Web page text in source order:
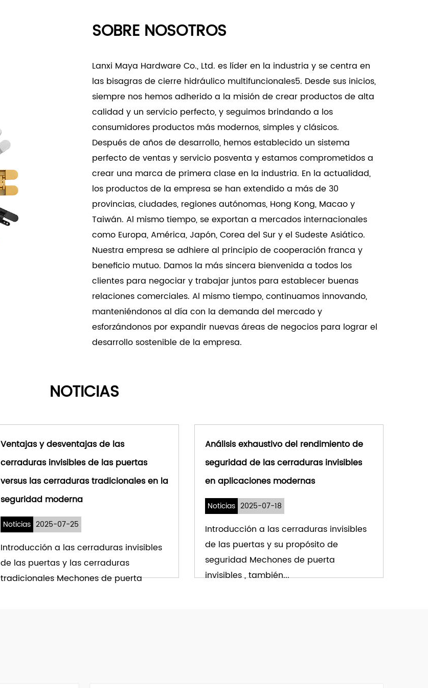
- Ideal para uso en entornos especializados o instalaciones que
comerciales y proyectos arquitectónicos donde las puertas
resistentes son esenciales.
- Aplicaciones de servicio pesado:
- La bisagra desplazada tipo MF es adecuada para puertas de alta
resistencia, incluidas las de madera maciza o metal, y proporciona un
soporte confiable y eficiencia operativa.
- Cumple con las rigurosas demandas de áreas de alto tránsito,
garantizando un funcionamiento suave y seguro de la puerta durante
toda su vida útil.
La bisagra desplazada tipo MF destaca por su diseño innovador,
construcción robusta y rendimiento excepcional en instalaciones de
puertas especializadas. Con sus capacidades de compensación y
alta capacidad de carga, nuestra bisagra ofrece a arquitectos,
eficiencia espacial y operativa óptima.
SOBRE NOSOTROS
Lanxi Maya Hardware Co., Ltd. es líder en la industria y se centra en
las bisagras de cierre hidráulico multifuncionales5. Desde sus inicios,
siempre nos hemos adherido a la misión de crear productos de alta
calidad y un servicio perfecto, y seguimos brindando a los
consumidores productos más modernos, simples y clásicos.
Después de años de desarrollo, hemos establecido un sistema
perfecto de ventas y servicio posventa y estamos comprometidos a
crear una marca de primera clase en la industria. En la actualidad,
los productos de la empresa se han extendido a más de 30
provincias, ciudades, regiones autónomas, Hong Kong, Macao y
Taiwán. Al mismo tiempo, se exportan a mercados internacionales
como Europa, América, Japón, Corea del Sur y el Sudeste Asiático.
Nuestra empresa se adhiere al principio de cooperación franca y
beneficio mutuo. Damos la más sincera bienvenida a todos los
clientes para negociar y trabajar juntos para establecer buenas
relaciones comerciales. Al mismo tiempo, continuamos innovando,
manteniéndonos al día con la demanda del mercado y
esforzándonos por expandir nuevas áreas de negocios para lograr el
desarrollo sostenible de la empresa.
NOTICIAS
Ventajas y desventajas de las
cerraduras invisibles de las puertas
versus las cerraduras tradicionales en la
seguridad moderna
Noticias 2025-07-25
Introducción a las cerraduras invisibles
de las puertas y las cerraduras
tradicionales Mechones de puerta
Análisis exhaustivo del rendimiento de
seguridad de las cerraduras invisibles
en aplicaciones modernas
Noticias 2025-07-18
Introducción a las cerraduras invisibles
de las puertas y su propósito de
seguridad Mechones de puerta
invisibles , también...